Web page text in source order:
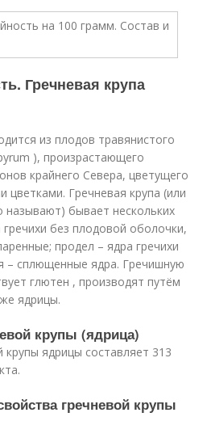
Гречневая крупа
из плодов травянистого
), произрастающего
крайнего Севера, цветущего
Гречневая крупа (или
называют) бывает нескольких
без плодовой оболочки,
продел – ядра гречихи
– сплющенные ядра. Гречишную
глютен , производят путём
ядрицы.
крупы (ядрица)
крупы ядрицы составляет 313
гречневой крупы